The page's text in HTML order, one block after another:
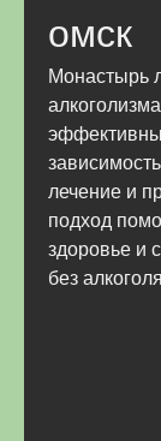
омск
Монастырь
лечение и
подход
здоровье и
без